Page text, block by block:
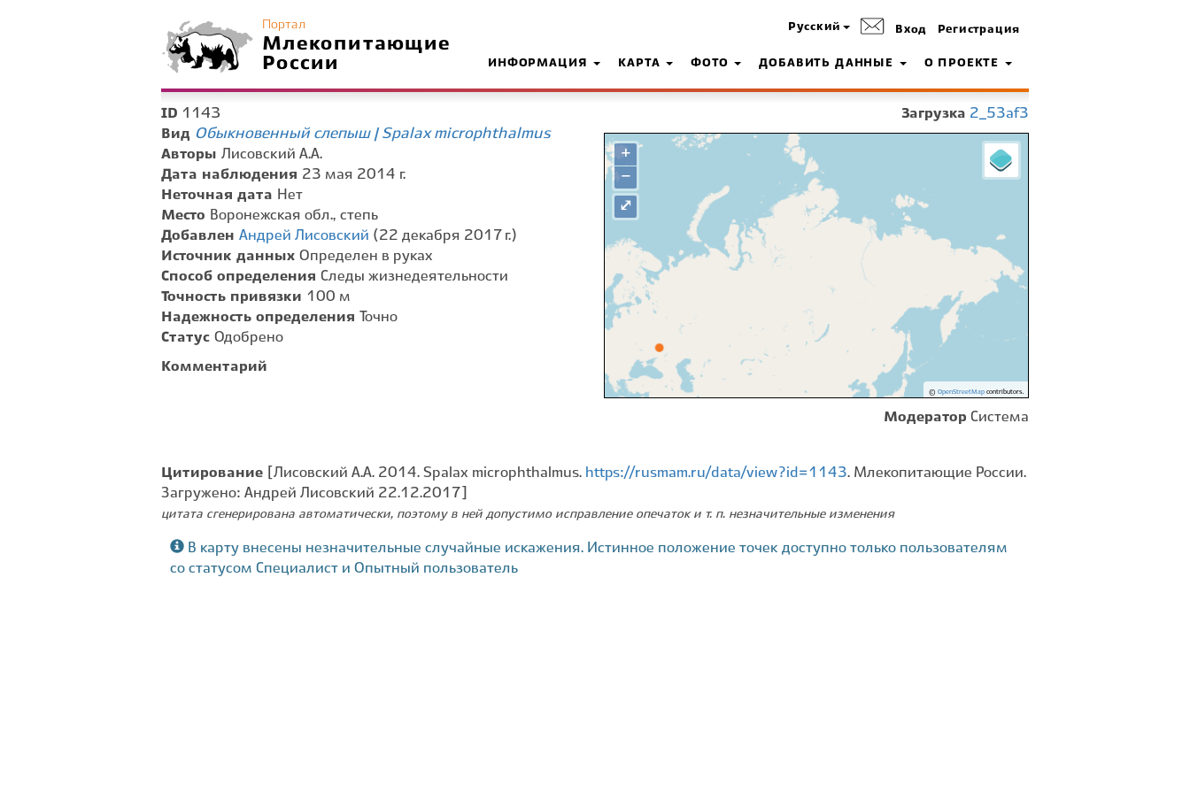
Портал
Млекопитающие
России
Русский Вход Регистрация
ИНФОРМАЦИЯ КАРТА ФОТО ДОБАВИТЬ ДАННЫЕ О ПРОЕКТЕ
ID 1143
Вид Обыкновенный слепыш | Spalax microphthalmus
Авторы Лисовский А.А.
Дата наблюдения 23 мая 2014 г.
Неточная дата Нет
Место Воронежская обл., степь
Добавлен Андрей Лисовский (22 декабря 2017 г.)
Источник данных Определен в руках
Способ определения Следы жизнедеятельности
Точность привязки 100 м
Надежность определения
Точно
Статус Одобрено
Комментарий
Загрузка 2_53af3
+
−
© OpenStreetMapcontributors.
⤢
Модератор Система
Цитирование [Лисовский А.А. 2014. Spalax microphthalmus. https://rusmam.ru/data/view?id=1143. Млекопитающие России.
Загружено: Андрей Лисовский 22.12.2017]
цитата сгенерирована автоматически, поэтому в ней допустимо исправление опечаток и т. п. незначительные изменения
В карту внесены незначительные случайные искажения. Истинное положение точек доступно только пользователям
со статусом Специалист и Опытный пользователь